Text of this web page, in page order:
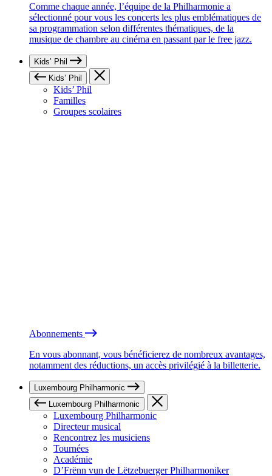
Comme chaque année, l’équipe de la Philharmonie a
sélectionné pour vous les concerts les plus emblématiques de
sa programmation selon différentes thématiques, de la
musique de chambre au cinéma en passant par le free jazz.
Kids’ Phil
Kids’ Phil
Kids’ Phil
Familles
Groupes scolaires
Abonnements
En vous abonnant, vous bénéficierez de nombreux avantages,
notamment des réductions, un accès privilégié à la billetterie.
Luxembourg Philharmonic
Luxembourg Philharmonic
Luxembourg Philharmonic
Directeur musical
Rencontrez les musiciens
Tournées
Académie
D’Frënn vun de Lëtzebuerger Philharmoniker